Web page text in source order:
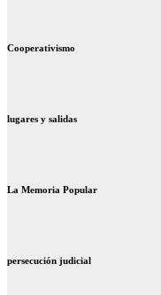
Cooperativismo
lugares y salidas
La Memoria Popular
persecución judicial